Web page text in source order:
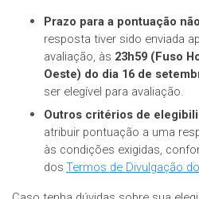
Prazo para a pontuação
resposta tiver sido enviada
avaliação, às 23h59 (Fuso
Oeste) do dia 16 de
ser elegível para avaliação.
Outros critérios de
atribuir pontuação a uma
às condições exigidas,
dos Termos de Divulgação